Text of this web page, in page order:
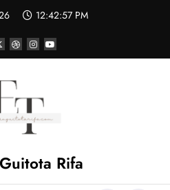
12:42:58 PM
Rifa